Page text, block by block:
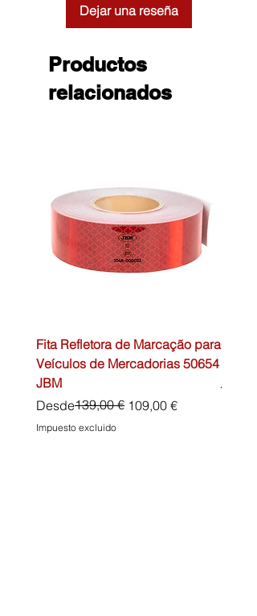
Dejar una reseña
Productos
relacionados
Fita Refletora de Marcação para
Veículos de Mercadorias 50654
JBM
Desde
Precio139,00 € 109,00 €
Precio de oferta
Impuesto excluido
Precio
45,00 €